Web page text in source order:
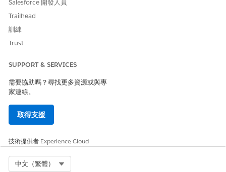
Salesforce 開發人員
Trailhead
訓練
Trust
SUPPORT & SERVICES
需要協助嗎？尋找更多資源或與專
家連線。
取得支援
技術提供者 Experience Cloud
中文（繁體）